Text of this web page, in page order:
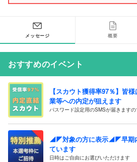
メッセージ 概要
おすすめのイベント
【スカウト獲得率97％】皆
業等への内定が狙えます
パスワード設定用のSMSが届きますの
◢◤対象の方に表示◢◤早期
ています
日時はご自由にお選びいただけます